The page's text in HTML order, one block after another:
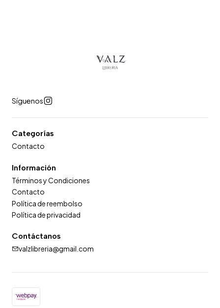
Síguenos
Categorías
Contacto
Información
Términos y Condiciones
Contacto
Política de reembolso
Política de privacidad
Contáctanos
valzlibreria@gmail.com